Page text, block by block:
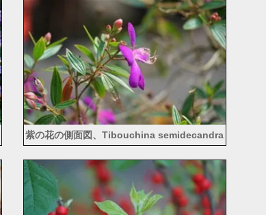
紫の花の側面図、Tibouchina semidecandra